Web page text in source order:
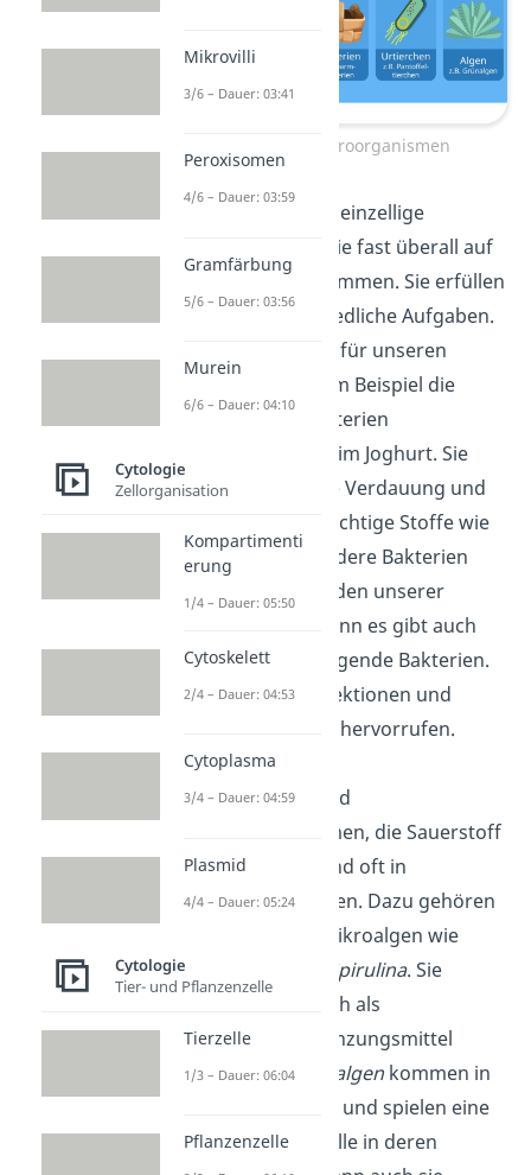
Arten von Mikroorganismen
sind einzellige
Organismen, die fast überall auf
der Erde vorkommen. Sie erfüllen
sehr unterschiedliche Aufgaben.
Einige sind gut für unseren
Körper, wie zum Beispiel die
Milchsäurebakterien
im Joghurt. Sie
fördern unsere Verdauung und
produzieren wichtige Stoffe wie
Milchsäure. Andere Bakterien
hingegen schaden unserer
Gesundheit, denn es gibt auch
krankheitserregende Bakterien.
Sie können Infektionen und
Entzündungen hervorrufen.
Mikroalgen
sind
Mikroorganismen, die Sauerstoff
produzieren und oft in
Gewässern leben. Dazu gehören
zum Beispiel Mikroalgen wie
Spirulina. Sie
werden oft auch als
Nahrungsergänzungsmittel
genutzt.Kieselalgen kommen in
Gewässern vor und spielen eine
wesentliche Rolle in deren
Mikrovilli
3/6 – Dauer: 03:41
Peroxisomen
4/6 – Dauer: 03:59
Gramfärbung
5/6 – Dauer: 03:56
Murein
6/6 – Dauer: 04:10
Cytologie
Zellorganisation
Kompartimenti
erung
1/4 – Dauer: 05:50
Cytoskelett
2/4 – Dauer: 04:53
Cytoplasma
3/4 – Dauer: 04:59
Plasmid
4/4 – Dauer: 05:24
Cytologie
Tier- und Pflanzenzelle
Tierzelle
1/3 – Dauer: 06:04
Pflanzenzelle